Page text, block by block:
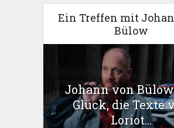
Ein Treffen mit
Bülow
Johann von
Glück, die Texte
Loriot...